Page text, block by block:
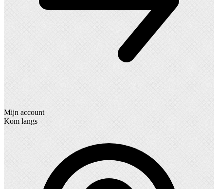
Mijn account
Kom langs